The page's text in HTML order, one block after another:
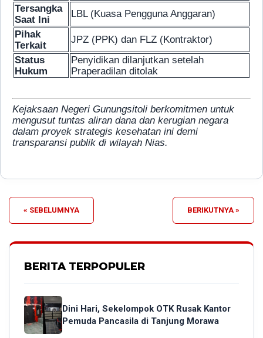
Tersangka
Saat Ini
LBL (Kuasa Pengguna Anggaran)
Pihak
Terkait
JPZ (PPK) dan FLZ (Kontraktor)
Status
Hukum
Penyidikan dilanjutkan setelah
Praperadilan ditolak
Kejaksaan Negeri Gunungsitoli berkomitmen untuk
mengusut tuntas aliran dana dan kerugian negara
dalam proyek strategis kesehatan ini demi
transparansi publik di wilayah Nias.
« SEBELUMNYA BERIKUTNYA »
BERITA TERPOPULER
Dini Hari, Sekelompok OTK Rusak Kantor
Pemuda Pancasila di Tanjung Morawa